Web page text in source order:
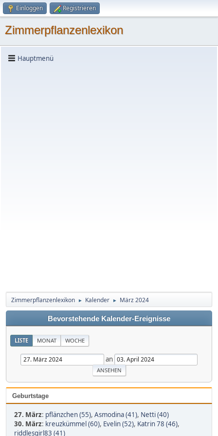
Einloggen Registrieren
Zimmerpflanzenlexikon
Hauptmenü
Zimmerpflanzenlexikon ► Kalender ► März 2024
Bevorstehende Kalender-Ereignisse
LISTE MONAT WOCHE
an
Geburtstage
27. März: pflänzchen (55), Asmodina (41), Netti (40)
30. März: kreuzkümmel (60), Evelin (52), Katrin 78 (46),
riddlesgirl83 (41)